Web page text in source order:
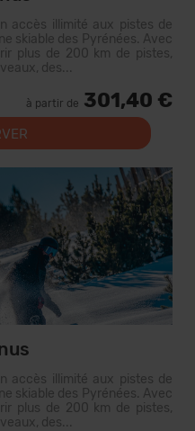
accès illimité aux pistes de
skiable des Pyrénées. Avec
plus de 200 km de pistes,
des...
à partir de 301,40 €
accès illimité aux pistes de
skiable des Pyrénées. Avec
plus de 200 km de pistes,
des...